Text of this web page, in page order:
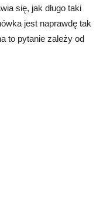
się, jak długo taki
jest naprawdę tak
to pytanie zależy od